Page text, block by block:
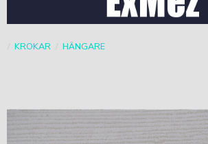
KROKAR HÄNGARE